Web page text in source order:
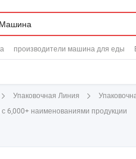
производители машина для еды
Упаковочная Линия
6,000+ наименованиями продукции